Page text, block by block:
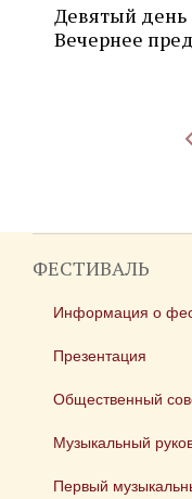
Девятый день
Вечернее
ФЕСТИВАЛЬ
Информация о
Презентация
Общественный
Музыкальный
Первый